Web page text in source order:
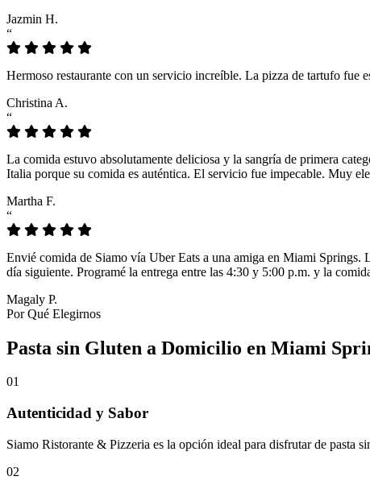
Jazmin H.
“
Hermoso restaurante con un servicio increíble. La pizza de tartufo fue
Christina A.
“
La comida estuvo absolutamente deliciosa y la sangría de primera
Italia porque su comida es auténtica. El servicio fue impecable. Muy
Martha F.
“
Envié comida de Siamo vía Uber Eats a una amiga en Miami Springs.
día siguiente. Programé la entrega entre las 4:30 y 5:00 p.m. y la
Magaly P.
Por Qué Elegirnos
Pasta sin Gluten a Domicilio en Miami
01
Autenticidad y Sabor
Siamo Ristorante & Pizzeria es la opción ideal para disfrutar de pasta
02